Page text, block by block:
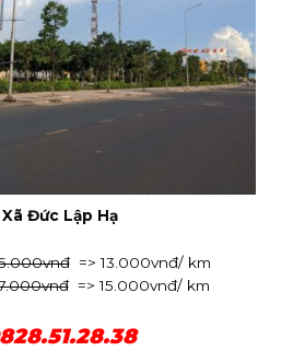
Xã Đức Lập Hạ
=> 13.000vnđ/ km
=> 15.000vnđ/ km